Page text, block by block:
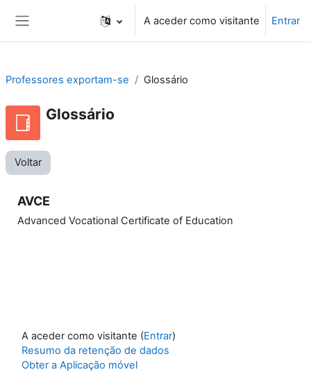
A aceder como visitante Entrar
Professores exportam-se Glossário
Glossário
Voltar
AVCE
Advanced Vocational Certificate of Education
A aceder como visitante (Entrar)
Resumo da retenção de dados
Obter a Aplicação móvel